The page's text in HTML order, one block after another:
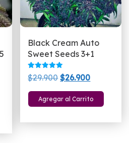
la
Black Cream Auto
Sweet Seeds 3+1
Valorado
con
de 5
$29.900El
precio
original
$26.900El
precio
actual
Agregar al Carrito